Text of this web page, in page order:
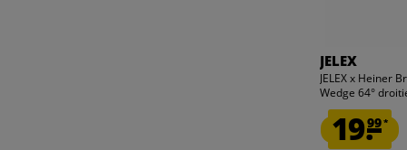
JELEX
JELEX x Heiner
Wedge 64°
19.99*